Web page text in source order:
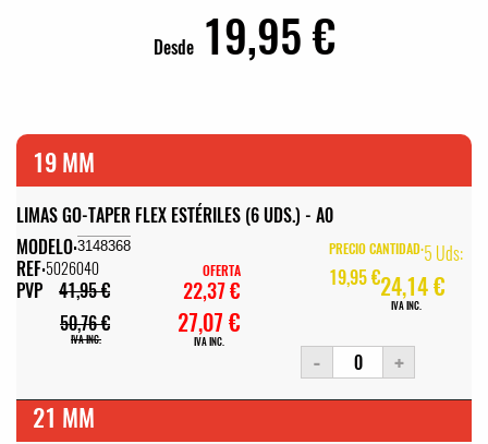
Desde 19,95 €
19 MM
LIMAS GO-TAPER FLEX ESTÉRILES (6 UDS.) - A0
MODELO:3148368
REF:5026040
PVP
41,95 €
50,76 €
IVA INC.
OFERTA
22,37 €
27,07 €
IVA INC.
PRECIO CANTIDAD:5 Uds:
19,95 €24,14 €
IVA INC.
- +
21 MM